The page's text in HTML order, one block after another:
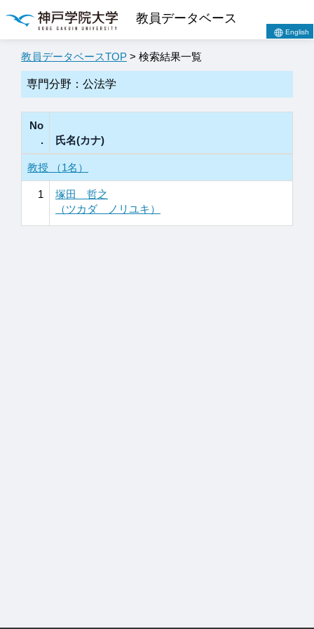
教員データベース
English
教員データベースTOP > 検索結果一覧
専門分野：公法学
No
.
氏名(カナ)
教授 （1名）
1
塚田 哲之
（ツカダ ノリユキ）